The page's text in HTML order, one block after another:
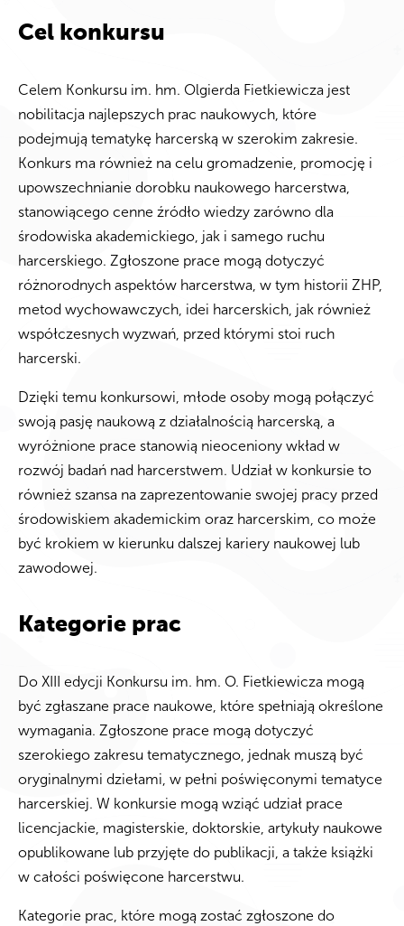
Cel konkursu
Celem Konkursu im. hm. Olgierda Fietkiewicza jest
nobilitacja najlepszych prac naukowych, które
podejmują tematykę harcerską w szerokim zakresie.
Konkurs ma również na celu gromadzenie, promocję i
upowszechnianie dorobku naukowego harcerstwa,
stanowiącego cenne źródło wiedzy zarówno dla
środowiska akademickiego, jak i samego ruchu
harcerskiego. Zgłoszone prace mogą dotyczyć
różnorodnych aspektów harcerstwa, w tym historii ZHP,
metod wychowawczych, idei harcerskich, jak również
współczesnych wyzwań, przed którymi stoi ruch
harcerski.
Dzięki temu konkursowi, młode osoby mogą połączyć
swoją pasję naukową z działalnością harcerską, a
wyróżnione prace stanowią nieoceniony wkład w
rozwój badań nad harcerstwem. Udział w konkursie to
również szansa na zaprezentowanie swojej pracy przed
środowiskiem akademickim oraz harcerskim, co może
być krokiem w kierunku dalszej kariery naukowej lub
zawodowej.
Kategorie prac
Do XIII edycji Konkursu im. hm. O. Fietkiewicza mogą
być zgłaszane prace naukowe, które spełniają określone
wymagania. Zgłoszone prace mogą dotyczyć
szerokiego zakresu tematycznego, jednak muszą być
oryginalnymi dziełami, w pełni poświęconymi tematyce
harcerskiej. W konkursie mogą wziąć udział prace
licencjackie, magisterskie, doktorskie, artykuły naukowe
opublikowane lub przyjęte do publikacji, a także książki
w całości poświęcone harcerstwu.
Kategorie prac, które mogą zostać zgłoszone do